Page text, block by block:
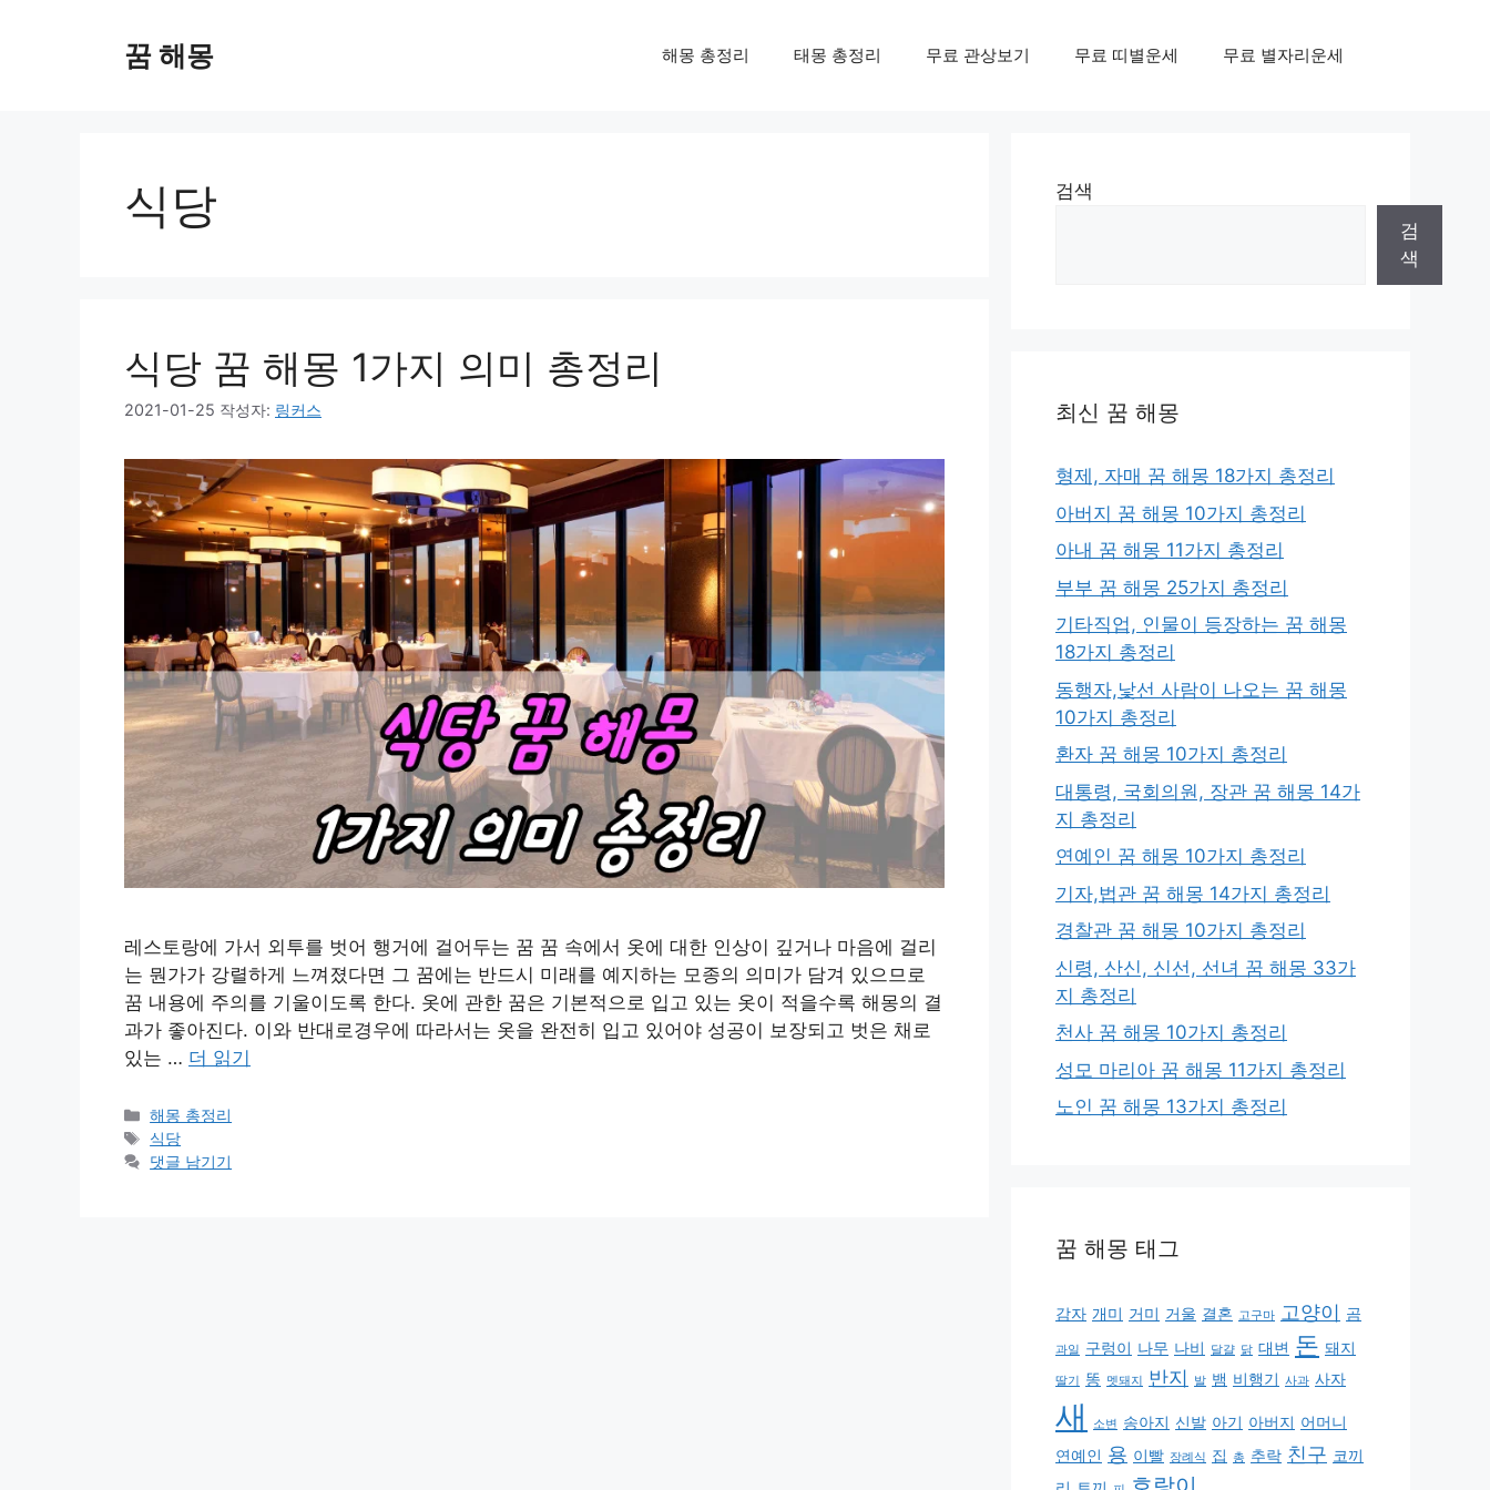
꿈 해몽 해몽 총정리 태몽 총정리 무료 관상보기 무료 띠별운세 무료 별자리운세
식당
식당 꿈 해몽 1가지 의미 총정리
2021-01-25 작성자: 링커스
레스토랑에 가서 외투를 벗어 행거에 걸어두는 꿈 꿈 속에서 옷에 대한 인상이 깊거나 마음에 걸리
는 뭔가가 강렬하게 느껴졌다면 그 꿈에는 반드시 미래를 예지하는 모종의 의미가 담겨 있으므로
꿈 내용에 주의를 기울이도록 한다. 옷에 관한 꿈은 기본적으로 입고 있는 옷이 적을수록 해몽의 결
과가 좋아진다. 이와 반대로경우에 따라서는 옷을 완전히 입고 있어야 성공이 보장되고 벗은 채로
있는 … 더 읽기
카
테
고
해몽 총정리
태
그
식당
댓글 남기기
검색
검
색
최신 꿈 해몽
형제, 자매 꿈 해몽 18가지 총정리
아버지 꿈 해몽 10가지 총정리
아내 꿈 해몽 11가지 총정리
부부 꿈 해몽 25가지 총정리
기타직업, 인물이 등장하는 꿈 해몽
18가지 총정리
동행자,낯선 사람이 나오는 꿈 해몽
10가지 총정리
환자 꿈 해몽 10가지 총정리
대통령, 국회의원, 장관 꿈 해몽 14가
지 총정리
연예인 꿈 해몽 10가지 총정리
기자,법관 꿈 해몽 14가지 총정리
경찰관 꿈 해몽 10가지 총정리
신령, 산신, 신선, 선녀 꿈 해몽 33가
지 총정리
천사 꿈 해몽 10가지 총정리
성모 마리아 꿈 해몽 11가지 총정리
노인 꿈 해몽 13가지 총정리
꿈 해몽 태그
감자 개미 거미 거울 결혼 고구마 고양이 곰
과일 구렁이 나무 나비 달걀 닭 대변 돈 돼지
딸기 똥 멧돼지 반지 발 뱀 비행기 사과 사자
새 소변 송아지 신발 아기 아버지 어머니
연예인 용 이빨 장례식 집 총 추락 친구 코끼